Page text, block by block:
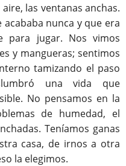
las ventanas anchas.
nunca y que era
para jugar. Nos vimos
y mangueras; sentimos
tamizando el paso
una vida que
No pensamos en la
de humedad, el
Teníamos ganas
casa, de irnos a otra
la elegimos.